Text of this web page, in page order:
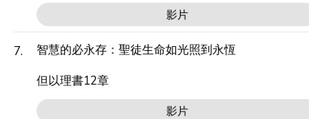
影片
7.
智慧的必永存：聖徒生命如光照到永恆
但以理書12章
影片